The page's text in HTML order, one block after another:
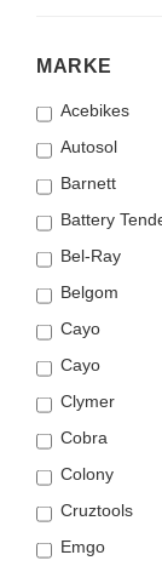
MARKE
MARKE
Acebikes
Autosol
Barnett
Battery
Bel-Ray
Belgom
Cayo
Cayo
Clymer
Cobra
Colony
Cruztools
Emgo